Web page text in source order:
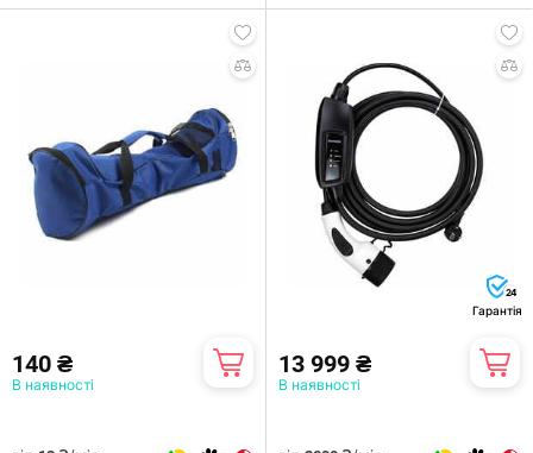
140 ₴
В наявності
24
Гарантія
13 999 ₴
В наявності